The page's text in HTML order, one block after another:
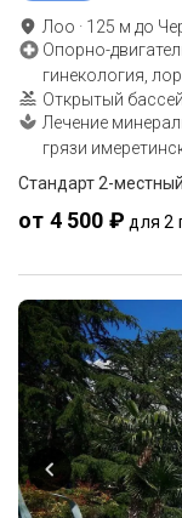
Лоо · 125 м до
Опорно-
гинекология,
Открытый
Лечение
грязи
от 4 500 ₽ для 2